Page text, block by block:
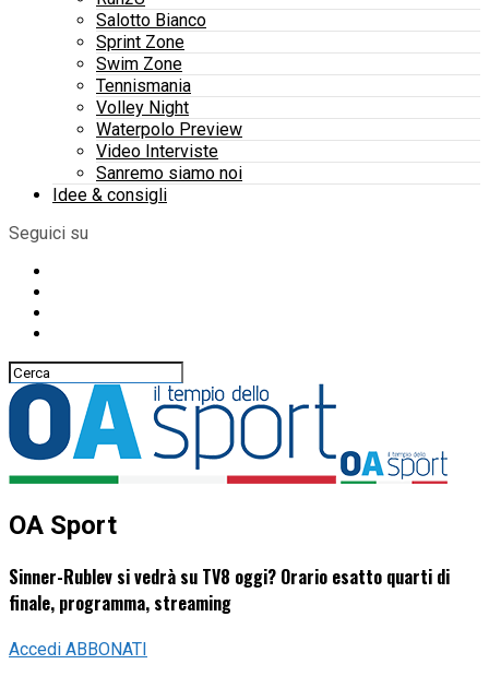
Salotto Bianco
Sprint Zone
Swim Zone
Tennismania
Volley Night
Waterpolo Preview
Video Interviste
Sanremo siamo noi
Idee & consigli
Seguici su
OA Sport
Sinner-Rublev si vedrà su TV8 oggi? Orario esatto quarti di
finale, programma, streaming
Accedi ABBONATI